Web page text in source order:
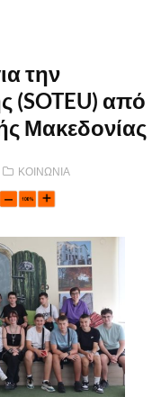
την
(SOTEU) από
Μακεδονίας
ΚΟΙΝΩΝΙΑ